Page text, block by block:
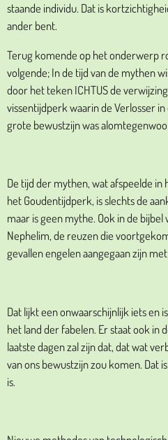
staande individu. Dat is
ander bent.
Terug komende op het onderwerp
volgende; In de tijd van de mythen
door het teken ICHTUS de
vissentijdperk waarin de Verlosser
grote bewustzijn was
De tijd der mythen, wat afspeelde in
het Goudentijdperk, is slechts de
maar is geen mythe. Ook in de
Nephelim, de reuzen die
gevallen engelen aangegaan zijn
Dat lijkt een onwaarschijnlijk iets en
het land der fabelen. Er staat ook in
laatste dagen zal zijn dat, dat wat
van ons bewustzijn zou komen. Dat
is.